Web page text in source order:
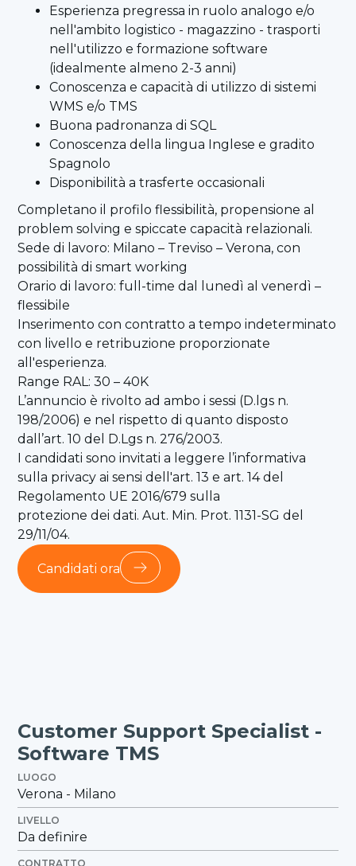
Esperienza pregressa in ruolo analogo e/o
nell'ambito logistico - magazzino - trasporti
nell'utilizzo e formazione software
(idealmente almeno 2-3 anni)
Conoscenza e capacità di utilizzo di sistemi
WMS e/o TMS
Buona padronanza di SQL
Conoscenza della lingua Inglese e gradito
Spagnolo
Disponibilità a trasferte occasionali
Completano il profilo flessibilità, propensione al
problem solving e spiccate capacità relazionali.
Sede di lavoro: Milano – Treviso – Verona, con
possibilità di smart working
Orario di lavoro: full-time dal lunedì al venerdì –
flessibile
Inserimento con contratto a tempo indeterminato
con livello e retribuzione proporzionate
all'esperienza.
Range RAL: 30 – 40K
L’annuncio è rivolto ad ambo i sessi (D.lgs n.
198/2006) e nel rispetto di quanto disposto
dall’art. 10 del D.Lgs n. 276/2003.
I candidati sono invitati a leggere l’informativa
sulla privacy ai sensi dell'art. 13 e art. 14 del
Regolamento UE 2016/679 sulla
protezione dei dati. Aut. Min. Prot. 1131-SG del
29/11/04.
Candidati ora
Customer Support Specialist -
Software TMS
LUOGO
Verona - Milano
LIVELLO
Da definire
CONTRATTO